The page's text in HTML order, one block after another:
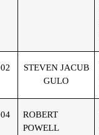
STEVEN JACUB
GULO
ROBERT
POWELL